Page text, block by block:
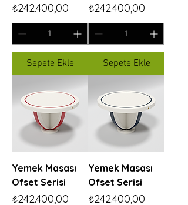
Fiyat
₺242.400,00
Sepete Ekle
Fiyat
₺242.400,00
Sepete Ekle
Yemek Masası
Ofset Serisi
Fiyat
₺242.400,00
Yemek Masası
Ofset Serisi
Fiyat
₺242.400,00